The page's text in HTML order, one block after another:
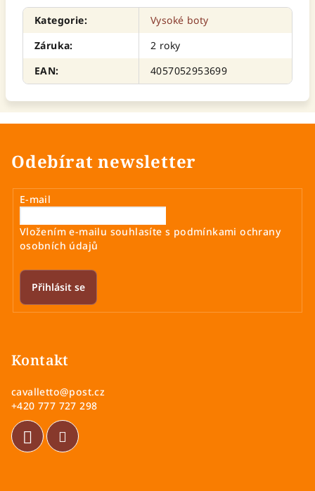
Kategorie:
Vysoké boty
Záruka:
2 roky
EAN: 4057052953699
Odebírat newsletter
E-mail
Vložením e-mailu souhlasíte s podmínkami ochrany
osobních údajů
Přihlásit se
Kontakt
cavalletto@post.cz
+420 777 727 298